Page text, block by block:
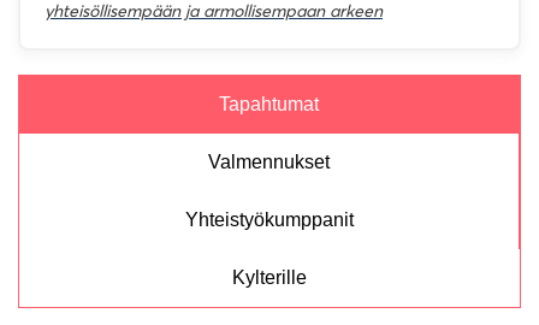
yhteisöllisempään ja armollisempaan arkeen
Tapahtumat
Valmennukset
Yhteistyökumppanit
Kylterille